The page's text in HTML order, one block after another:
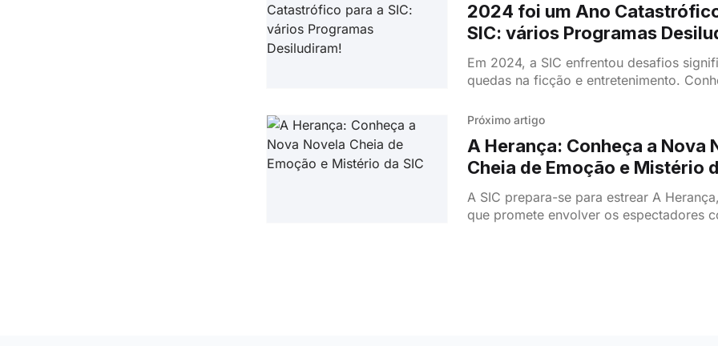
2024 foi um Ano
SIC: vários Programas
Em 2024, a SIC enfrentou desafios
quedas na ficção e entretenimento.
Próximo artigo
A Herança: Conheça a Nova
Cheia de Emoção e Mistério
A SIC prepara-se para estrear A
que promete envolver os espectadores